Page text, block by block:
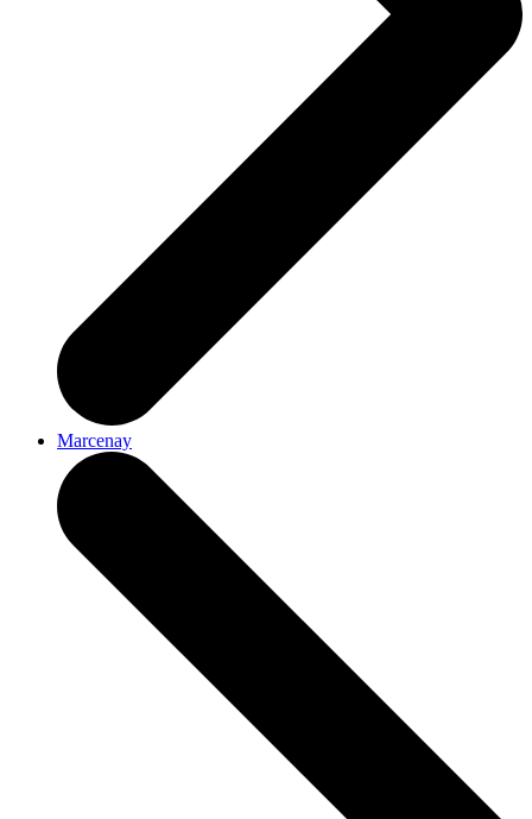
Marcenay